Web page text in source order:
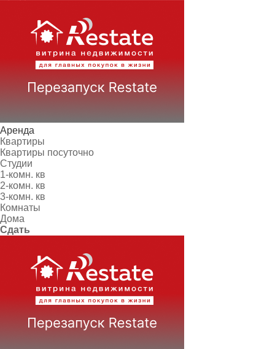
Аренда
Квартиры
Квартиры посуточно
Студии
1-комн. кв
2-комн. кв
3-комн. кв
Комнаты
Дома
Сдать